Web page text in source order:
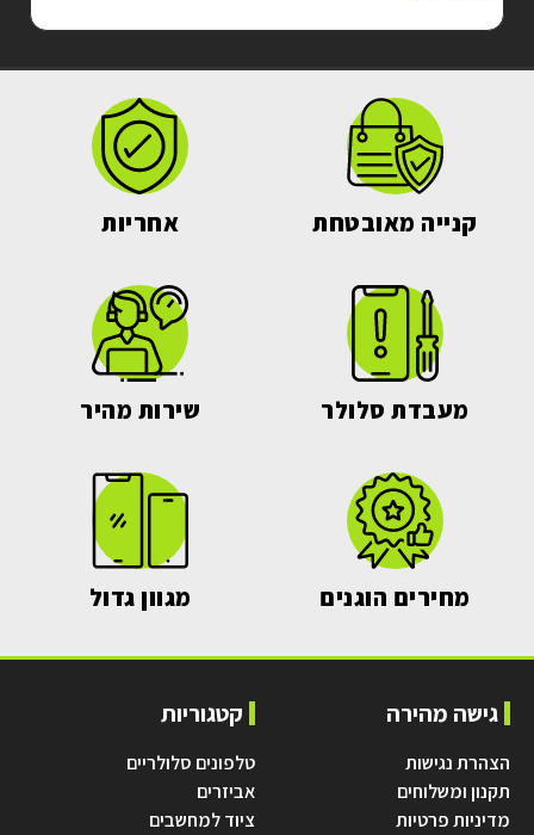
קנייה מאובטחת אחריות
מעבדת סלולר שירות מהיר
מחירים הוגנים מגוון גדול
גישה מהירה
הצהרת נגישות
תקנון ומשלוחים
מדיניות פרטיות
קטגוריות
טלפונים סלולריים
אביזרים
ציוד למחשבים